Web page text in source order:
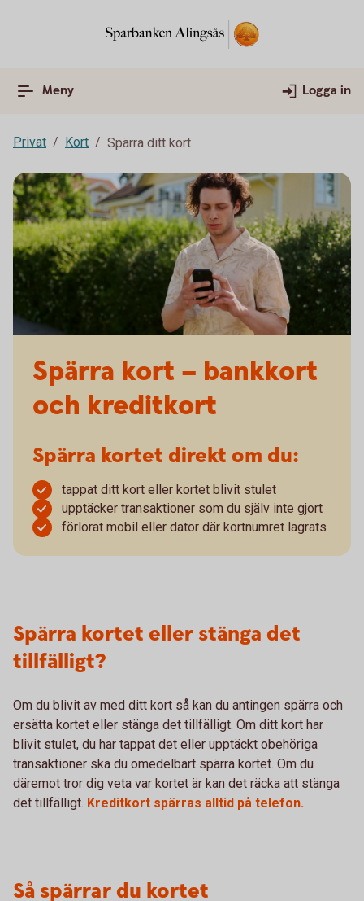
Meny Logga in
Privat Kort Spärra ditt kort
Spärra kort – bankkort
och kreditkort
Spärra kortet direkt om du:
tappat ditt kort eller kortet blivit stulet
upptäcker transaktioner som du själv inte gjort
förlorat mobil eller dator där kortnumret lagrats
Spärra kortet eller stänga det
tillfälligt?
Om du blivit av med ditt kort så kan du antingen spärra och
ersätta kortet eller stänga det tillfälligt. Om ditt kort har
blivit stulet, du har tappat det eller upptäckt obehöriga
transaktioner ska du omedelbart spärra kortet. Om du
däremot tror dig veta var kortet är kan det räcka att stänga
det tillfälligt. Kreditkort spärras alltid på telefon.
Så spärrar du kortet